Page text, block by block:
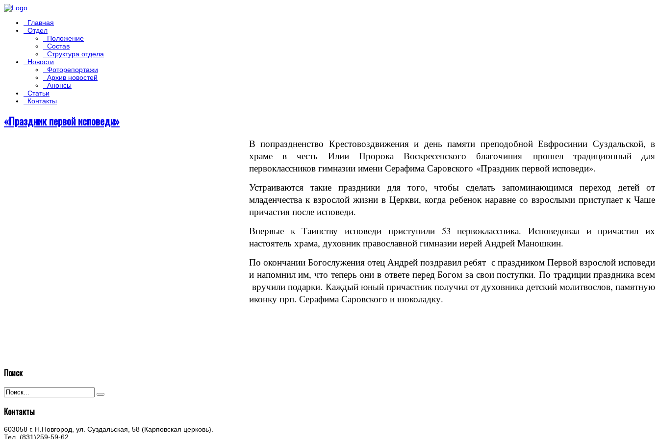
Главная
Отдел
Положение
Состав
Структура отдела
Новости
Фоторепортажи
Архив новостей
Анонсы
Статьи
Контакты
«Праздник первой исповеди»
В попраздненство Крестовоздвижения и день памяти преподобной Евфросинии Суздальской, в
храме в честь Илии Пророка Воскресенского благочиния прошел традиционный для
первоклассников гимназии имени Серафима Саровского «Праздник первой исповеди».
Устраиваются такие праздники для того, чтобы сделать запоминающимся переход детей от
младенчества к взрослой жизни в Церкви, когда ребенок наравне со взрослыми приступает к Чаше
причастия после исповеди.
Впервые к Таинству исповеди приступили 53 первоклассника. Исповедовал и причастил их
настоятель храма, духовник православной гимназии иерей Андрей Маношкин.
По окончании Богослужения отец Андрей поздравил ребят с праздником Первой взрослой исповеди
и напомнил им, что теперь они в ответе перед Богом за свои поступки. По традиции праздника всем
вручили подарки. Каждый юный причастник получил от духовника детский молитвослов, памятную
иконку прп. Серафима Саровского и шоколадку.
Поиск
Контакты
603058 г. Н.Новгород, ул. Суздальская, 58 (Карповская церковь).
Тел. (831)259-59-62